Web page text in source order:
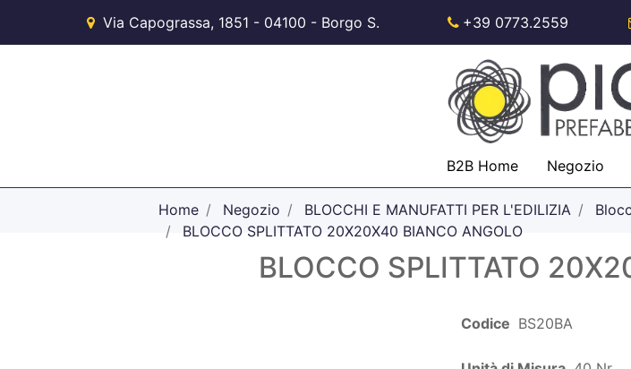
Via Capograssa, 1851 - 04100 - Borgo S. +39 0773.2559
B2B Home Negozio
Home Negozio BLOCCHI E MANUFATTI PER L'EDILIZIA
BLOCCO SPLITTATO 20X20X40 BIANCO ANGOLO
BLOCCO SPLITTATO
Codice BS20BA